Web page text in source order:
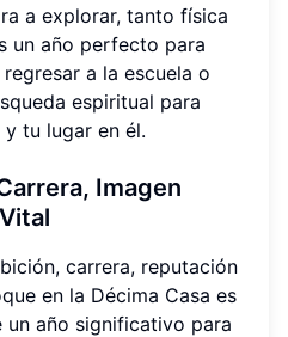
a explorar, tanto física
un año perfecto para
a la escuela o
espiritual para
tu lugar en él.
Imagen
carrera, reputación
en la Décima Casa es
año significativo para